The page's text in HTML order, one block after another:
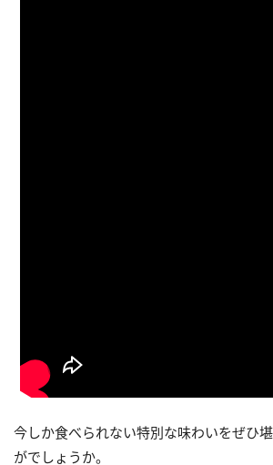
今しか食べられない特別な味わいをぜひ
がでしょうか。